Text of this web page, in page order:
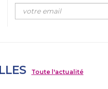
Toute l'actualité